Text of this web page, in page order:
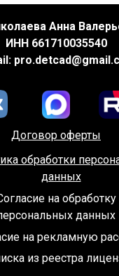
Анна
ИНН 661710035540
Договор оферты
обработки
данных
на обработку
данных
на рекламную
из реестра